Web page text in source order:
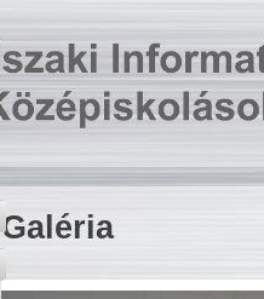
Galéria